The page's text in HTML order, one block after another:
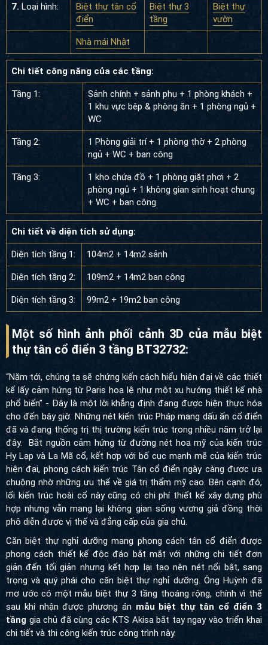
7. Loại hình:
Biệt thự tân cổ
điển
Biệt thự 3
tầng
Biệt thự
vườn
Nhà mái Nhật
Chi tiết công năng của các tầng:
Tầng 1:
Sảnh chính + sảnh phụ + 1 phòng khách +
1 khu vực bêp & phòng ăn + 1 phòng ngủ +
WC
Tầng 2:
1 Phòng giải trí + 1 phòng thờ + 2 phòng
ngủ + WC + ban công
Tầng 3:
1 kho chứa đồ + 1 phòng giặt phơi + 2
phòng ngủ + 1 không gian sinh hoạt chung
+ WC + ban công
Chi tiết về diện tích sử dụng:
Diện tích tầng 1: 104m2 + 14m2 sảnh
Diện tích tầng 2: 109m2 + 14m2 ban công
Diện tích tầng 3: 99m2 + 19m2 ban công
Một số hình ảnh phối cảnh 3D của mẫu biệt
thự tân cổ điển 3 tầng BT32732:
“Năm tới, chúng ta sẽ chứng kiến ​​cách hiểu hiện đại về các thiết
kế lấy cảm hứng từ Paris hoa lệ như một xu hướng thiết kế nhà
phổ biến” - Đây là một lời khẳng định đang được hiện thực hóa
cho đến bây giờ. Những nét kiến trúc Pháp mang dấu ấn cổ điển
đã và đang thống trị thị trường kiến trúc trong nhiều năm trở lại
đây.
Bắt nguồn cảm hứng từ đường nét hoa mỹ của kiến trúc
Hy Lạp và La Mã cổ, kết hợp với bố cục mạnh mẽ của kiến trúc
hiện đại, phong cách kiến trúc Tân cổ điển ngày càng được ưa
chuộng nhờ những ưu thế về giá trị thẩm mỹ cao. Bên cạnh đó,
lối kiến trúc hoài cổ này cũng có chi phí thiết kế xây dựng phù
hợp nhưng vẫn mang lại không gian sống vương giả đồng thời
phô diễn được vị thế và đẳng cấp của gia chủ.
Căn biệt thự nghỉ dưỡng mang phong cách tân cổ điển được
phong cách thiết kế độc đáo bắt mắt với những chi tiết đơn
giản đến tối giản nhưng kết hợp lại tạo nên nét nổi bật, sang
trọng và quý phái cho căn biệt thự nghỉ dưỡng. Ông Huỳnh đã
mơ ước có một mẫu biệt thự 3 tầng thoáng rộng, chính vì thế
sau khi nhận được phương án mẫu biệt thự tân cổ điển 3
tầng gia chủ đã cùng các KTS Akisa bắt tay ngay vào triển khai
chi tiết và thi công kiến trúc công trình này.